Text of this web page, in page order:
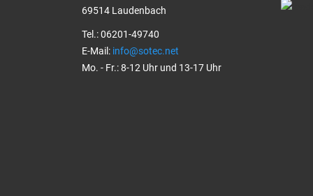
69514 Laudenbach
Tel.: 06201-49740
E-Mail: info@sotec.net
Mo. - Fr.: 8-12 Uhr und 13-17 Uhr